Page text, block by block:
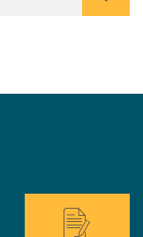
immediata?
Hai bisogno di